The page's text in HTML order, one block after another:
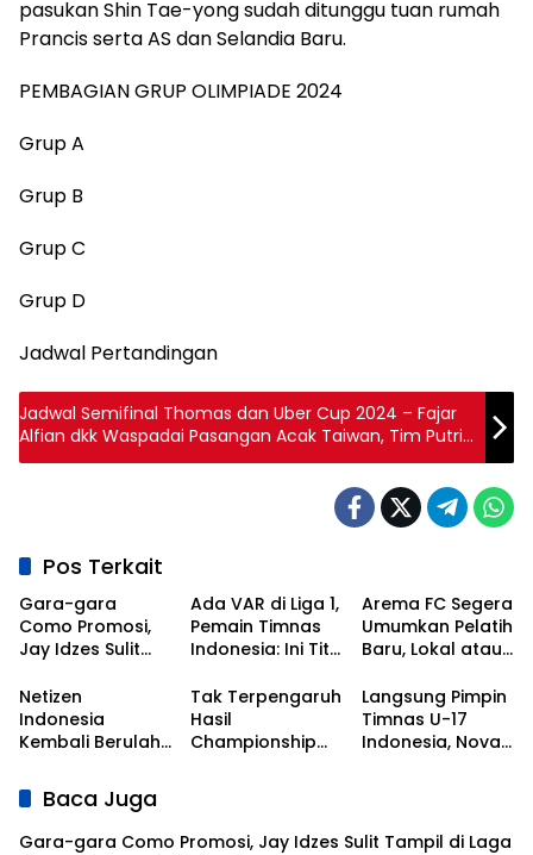
pasukan Shin Tae-yong sudah ditunggu tuan rumah
Prancis serta AS dan Selandia Baru.
PEMBAGIAN GRUP OLIMPIADE 2024
Grup A
Grup B
Grup C
Grup D
Jadwal Pertandingan
Jadwal Semifinal Thomas dan Uber Cup 2024 – Fajar
Alfian dkk Waspadai Pasangan Acak Taiwan, Tim Putri
Indonesia hadapi Juara Bertahan
Pos Terkait
Gara-gara
Como Promosi,
Jay Idzes Sulit
Timnas
Indonesia Vs
Irak?
Ada VAR di Liga 1,
Pemain Timnas
Indonesia: Ini Titik
Kebangkitan
Sepak Bola
Nasional!
Arema FC Segera
Umumkan Pelatih
Baru, Lokal atau
Netizen
Indonesia
Kembali Berulah,
Asal Korea
Selatan
Tak Terpengaruh
Hasil
Championship
Kontrak Bojan
Langsung Pimpin
Timnas U-17
Indonesia, Nova
yong
Baca Juga
Gara-gara Como Promosi, Jay Idzes Sulit Tampil di Laga